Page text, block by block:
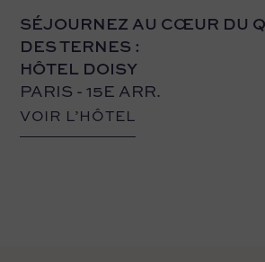
SÉJOURNEZ AU CŒUR DU
DES TERNES :
HÔTEL DOISY
PARIS - 15E ARR.
VOIR L’HÔTEL